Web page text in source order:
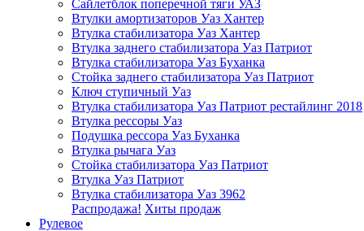
Сайлетблок поперечной тяги УАЗ
Втулки амортизаторов Уаз Хантер
Втулка стабилизатора Уаз Хантер
Втулка заднего стабилизатора Уаз Патриот
Втулка стабилизатора Уаз Буханка
Стойка заднего стабилизатора Уаз Патриот
Ключ ступичный Уаз
Втулка стабилизатора Уаз Патриот рестайлинг 2018
Втулка рессоры Уаз
Подушка рессора Уаз Буханка
Втулка рычага Уаз
Стойка стабилизатора Уаз Патриот
Втулка Уаз Патриот
Втулка стабилизатора Уаз 3962
Распродажа! Хиты продаж
Рулевое